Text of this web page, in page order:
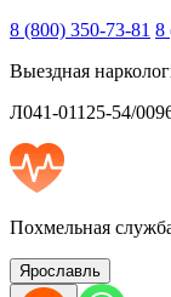
8 (800) 350-73-81 8
Выездная
Л041-01125-54/
Похмельная
Ярославль